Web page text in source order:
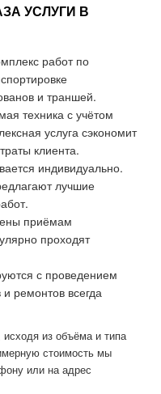
УСЛУГИ В
работ по
и траншей.
техника с учётом
услуга сэкономит
клиента.
индивидуально.
лучшие
приёмам
проходят
с проведением
ремонтов всегда
из объёма и типа
стоимость мы
или на адрес